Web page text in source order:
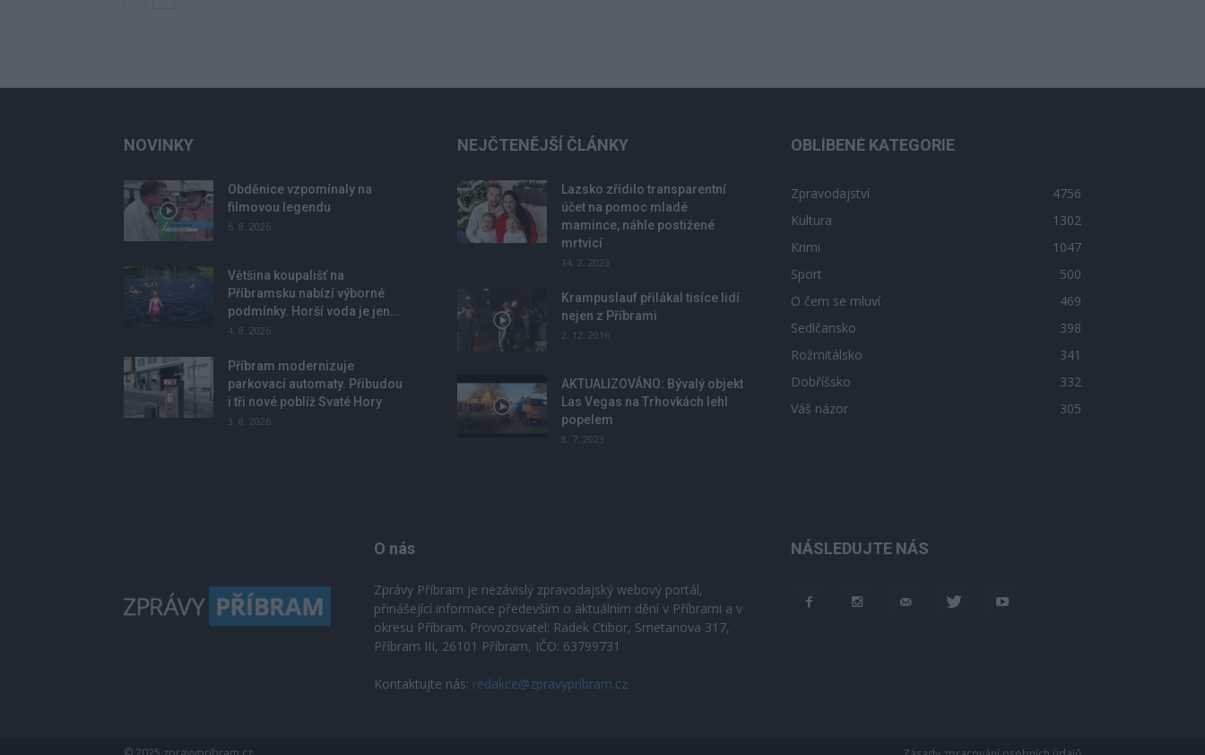
NOVINKY
Obděnice vzpomínaly na
filmovou legendu
6. 8. 2026
Většina koupališť na
Příbramsku nabízí výborné
podmínky. Horší voda je jen...
4. 8. 2026
Příbram modernizuje
parkovací automaty. Přibudou
i tři nové poblíž Svaté Hory
3. 8. 2026
NEJČTENĚJŠÍ ČLÁNKY
Lazsko zřídilo transparentní
účet na pomoc mladé
mamince, náhle postižené
mrtvicí
14. 2. 2023
Krampuslauf přilákal tisíce lidí
nejen z Příbrami
2. 12. 2016
AKTUALIZOVÁNO: Bývalý objekt
Las Vegas na Trhovkách lehl
popelem
8. 7. 2023
OBLÍBENÉ KATEGORIE
Zpravodajství
4756
Kultura
1302
Krimi
1047
Sport
500
O čem se mluví
469
Sedlčansko
398
Rožmitálsko
341
Dobříšsko
332
Váš názor
305
O nás
Zprávy Příbram je nezávislý zpravodajský webový portál,
přinášející informace především o aktuálním dění v Příbrami a v
okresu Příbram. Provozovatel: Radek Ctibor, Smetanova 317,
Příbram III, 26101 Příbram, IČO: 63799731
Kontaktujte nás: redakce@zpravypribram.cz
NÁSLEDUJTE NÁS